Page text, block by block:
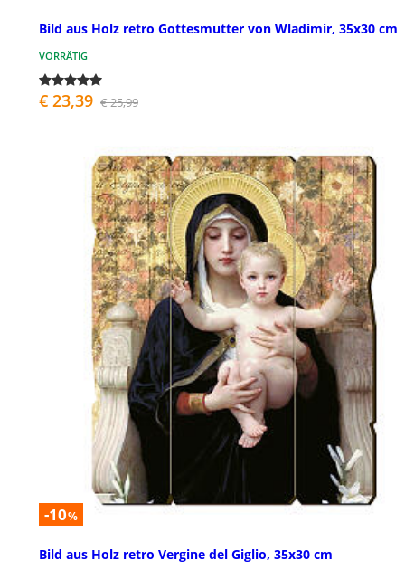
Bild aus Holz retro Gottesmutter von Wladimir, 35x30 cm
VORRÄTIG
€ 23,39 € 25,99
-10%
Bild aus Holz retro Vergine del Giglio, 35x30 cm